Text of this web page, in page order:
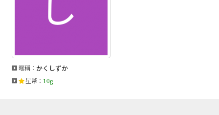
暱稱： かくしずか
星幣 ： 10g